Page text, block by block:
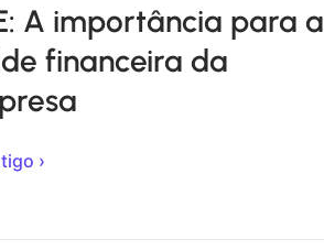
A importância para a
financeira da
›